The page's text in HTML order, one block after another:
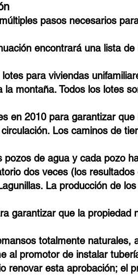
pasos necesarios
encontrará una lista de
para viviendas
montaña. Todos los lotes
en 2010 para garantizar
Los caminos de
de agua y cada pozo
dos veces (los
La producción de
garantizar que la propiedad
totalmente naturales,
al promotor de instalar
renovar esta aprobación; el